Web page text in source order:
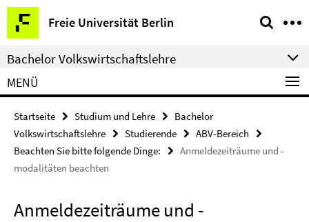
Springe
direkt
zu
Inhalt
Freie Universität Berlin
Service-
Navigation
Bachelor Volkswirtschaftslehre
MENÜ
Startseite Studium und Lehre
Bachelor
Volkswirtschaftslehre
Studierende
ABV-Bereich
Beachten Sie bitte folgende Dinge:
Anmeldezeiträume und -
modalitäten beachten
Anmeldezeiträume und -